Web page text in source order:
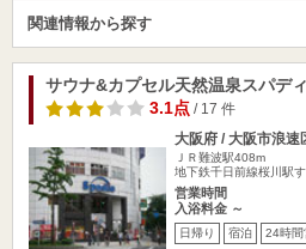
関連情報から探す
サウナ&カプセル天然温泉スパデ
3.1点 / 17 件
大阪府 / 大阪市浪速
ＪＲ難波駅408m
地下鉄千日前線桜川駅
営業時間
入浴料金 ～
日帰り 宿泊 24時間